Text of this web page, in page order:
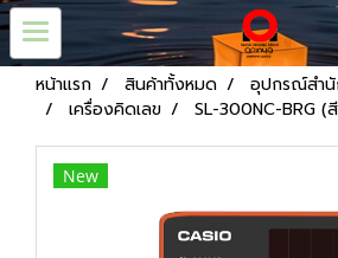
หน้าแรก สินค้าทั้งหมด
อุปกรณ์สำ
เครื่องคิดเลข
SL-300NC-BRG (
New